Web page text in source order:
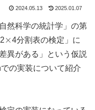
2024.05.13 2025.01.07
然科学の統計学」の第
4分割表の検定」に
異がある」という仮説
の実装について紹介